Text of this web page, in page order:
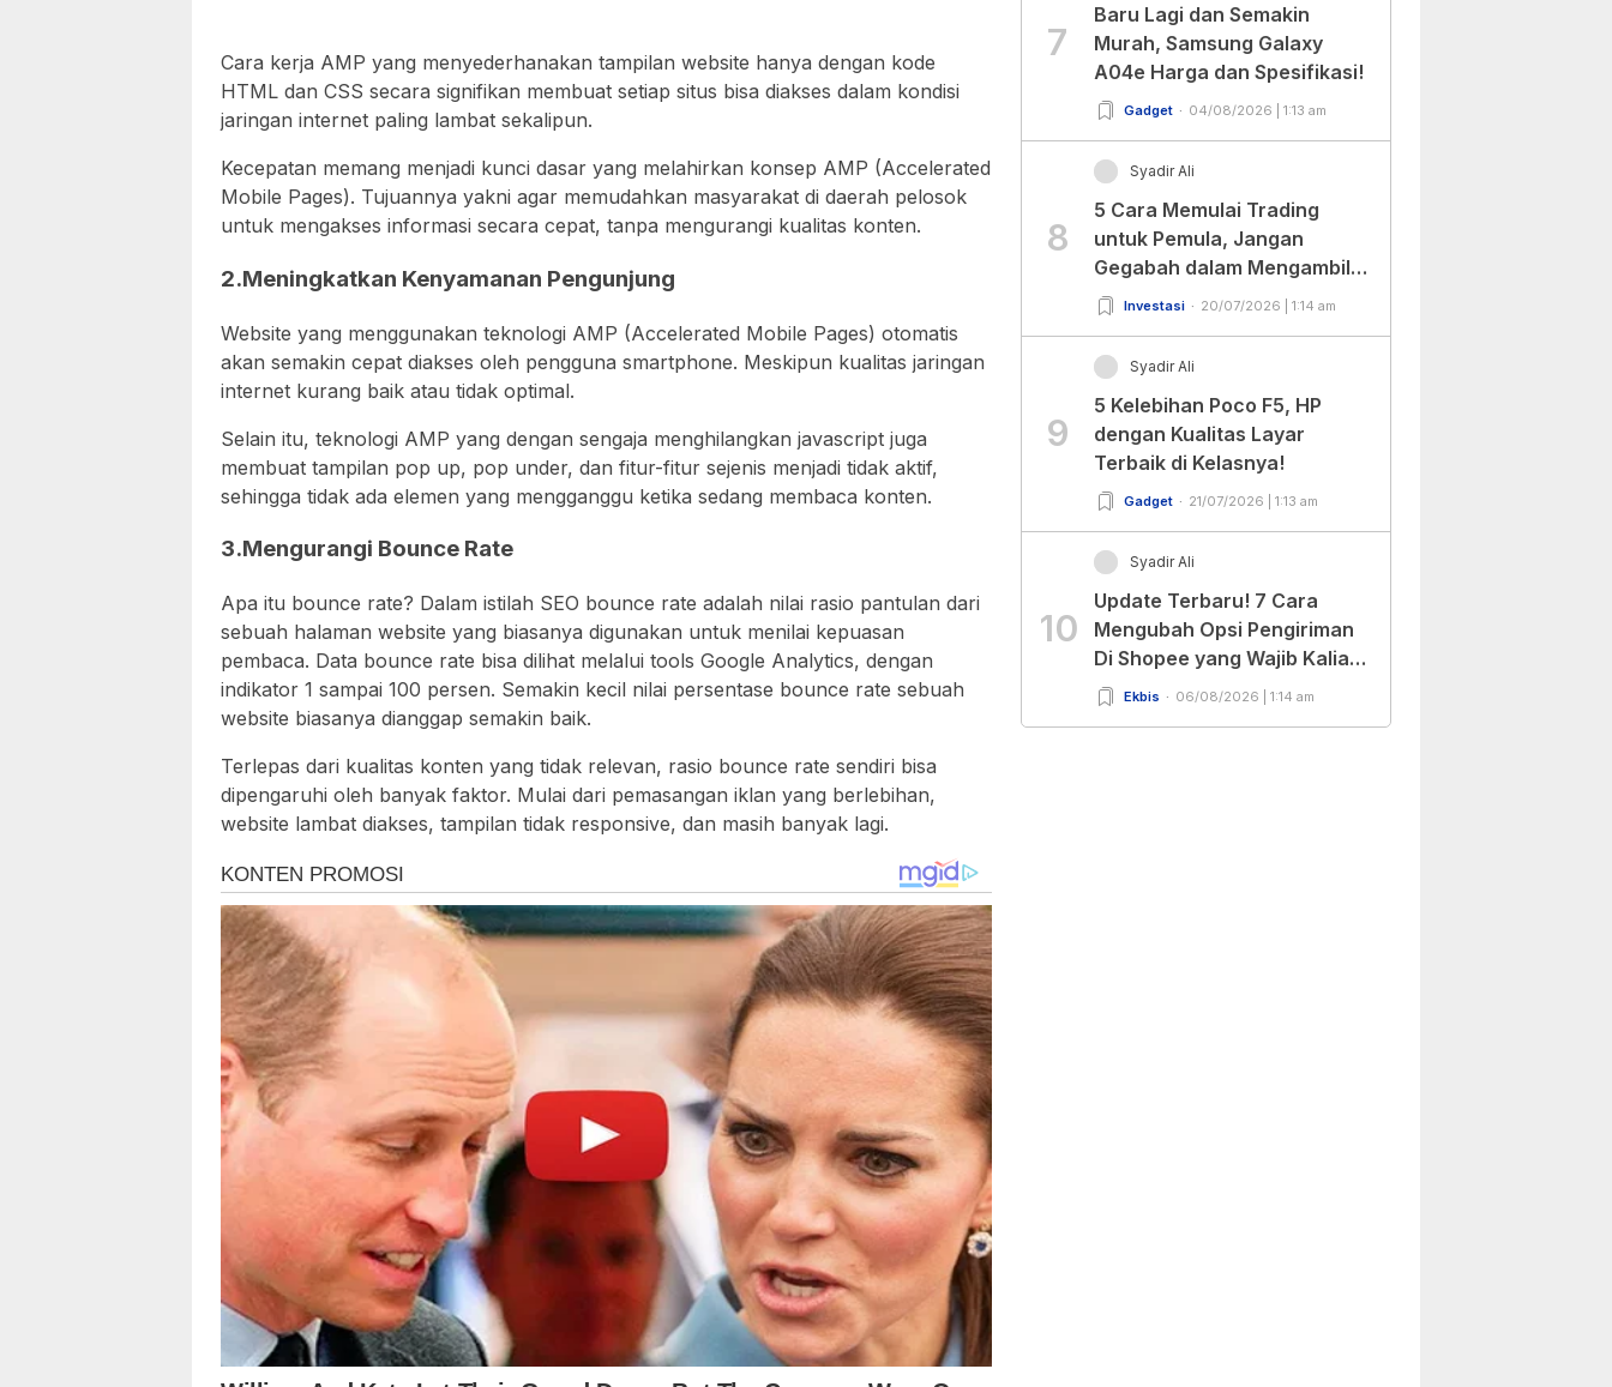
Cara kerja AMP yang menyederhanakan tampilan website hanya dengan kode
HTML dan CSS secara signifikan membuat setiap situs bisa diakses dalam kondisi
jaringan internet paling lambat sekalipun.
Kecepatan memang menjadi kunci dasar yang melahirkan konsep AMP (Accelerated
Mobile Pages). Tujuannya yakni agar memudahkan masyarakat di daerah pelosok
untuk mengakses informasi secara cepat, tanpa mengurangi kualitas konten.
2.Meningkatkan Kenyamanan Pengunjung
Website yang menggunakan teknologi AMP (Accelerated Mobile Pages) otomatis
akan semakin cepat diakses oleh pengguna smartphone. Meskipun kualitas jaringan
internet kurang baik atau tidak optimal.
Selain itu, teknologi AMP yang dengan sengaja menghilangkan javascript juga
membuat tampilan pop up, pop under, dan fitur-fitur sejenis menjadi tidak aktif,
sehingga tidak ada elemen yang mengganggu ketika sedang membaca konten.
3.Mengurangi Bounce Rate
Apa itu bounce rate? Dalam istilah SEO bounce rate adalah nilai rasio pantulan dari
sebuah halaman website yang biasanya digunakan untuk menilai kepuasan
pembaca. Data bounce rate bisa dilihat melalui tools Google Analytics, dengan
indikator 1 sampai 100 persen. Semakin kecil nilai persentase bounce rate sebuah
website biasanya dianggap semakin baik.
Terlepas dari kualitas konten yang tidak relevan, rasio bounce rate sendiri bisa
dipengaruhi oleh banyak faktor. Mulai dari pemasangan iklan yang berlebihan,
website lambat diakses, tampilan tidak responsive, dan masih banyak lagi.
7
Baru Lagi dan Semakin
Murah, Samsung Galaxy
A04e Harga dan Spesifikasi!
Gadget 04/08/2026 | 1:13 am
8
Syadir Ali
5 Cara Memulai Trading
untuk Pemula, Jangan
Gegabah dalam Mengambil
Keputusan!
Investasi 20/07/2026 | 1:14 am
9
Syadir Ali
5 Kelebihan Poco F5, HP
dengan Kualitas Layar
Terbaik di Kelasnya!
Gadget 21/07/2026 | 1:13 am
10
Syadir Ali
Update Terbaru! 7 Cara
Mengubah Opsi Pengiriman
Di Shopee yang Wajib Kalian
Ketahui!
Ekbis 06/08/2026 | 1:14 am